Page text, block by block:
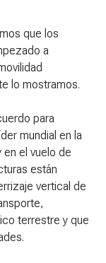
que los
a
lo mostramos.
para
mundial en la
el vuelo de
están
vertical de
terrestre y que